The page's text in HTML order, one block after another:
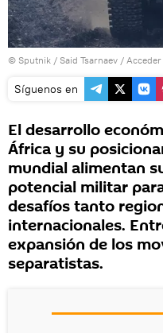
© Sputnik / Said Tsarnaev /
Síguenos en
El desarrollo
África y su
mundial alimentan
potencial militar
desafíos tanto
internacionales.
expansión de los
separatistas.